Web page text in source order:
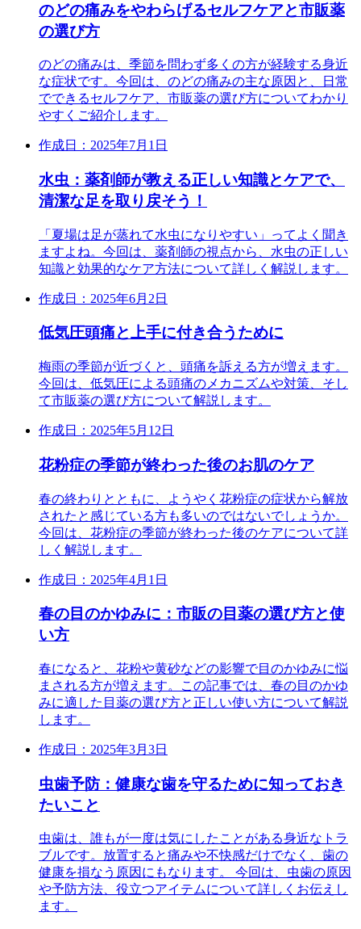
のどの痛みをやわらげるセルフケアと市販薬
の選び方
のどの痛みは、季節を問わず多くの方が経験する身近
な症状です。今回は、のどの痛みの主な原因と、日常
でできるセルフケア、市販薬の選び方についてわかり
やすくご紹介します。
作成日：2025年7月1日
水虫：薬剤師が教える正しい知識とケアで、
清潔な足を取り戻そう！
「夏場は足が蒸れて水虫になりやすい」ってよく聞き
ますよね。今回は、薬剤師の視点から、水虫の正しい
知識と効果的なケア方法について詳しく解説します。
作成日：2025年6月2日
低気圧頭痛と上手に付き合うために
梅雨の季節が近づくと、頭痛を訴える方が増えます。
今回は、低気圧による頭痛のメカニズムや対策、そし
て市販薬の選び方について解説します。
作成日：2025年5月12日
花粉症の季節が終わった後のお肌のケア
春の終わりとともに、ようやく花粉症の症状から解放
されたと感じている方も多いのではないでしょうか。
今回は、花粉症の季節が終わった後のケアについて詳
しく解説します。
作成日：2025年4月1日
春の目のかゆみに：市販の目薬の選び方と使
い方
春になると、花粉や黄砂などの影響で目のかゆみに悩
まされる方が増えます。この記事では、春の目のかゆ
みに適した目薬の選び方と正しい使い方について解説
します。
作成日：2025年3月3日
虫歯予防：健康な歯を守るために知っておき
たいこと
虫歯は、誰もが一度は気にしたことがある身近なトラ
ブルです。放置すると痛みや不快感だけでなく、歯の
健康を損なう原因にもなります。 今回は、虫歯の原因
や予防方法、役立つアイテムについて詳しくお伝えし
ます。